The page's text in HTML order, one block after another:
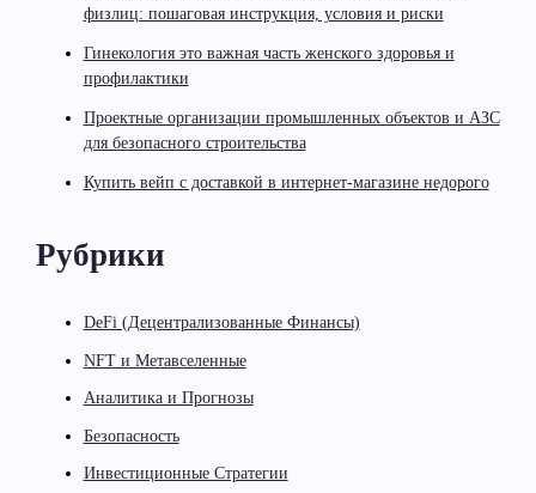
физлиц: пошаговая инструкция, условия и риски
Гинекология это важная часть женского здоровья и
профилактики
Проектные организации промышленных объектов и АЗС
для безопасного строительства
Купить вейп с доставкой в интернет-магазине недорого
Рубрики
DeFi (Децентрализованные Финансы)
NFT и Метавселенные
Аналитика и Прогнозы
Безопасность
Инвестиционные Стратегии